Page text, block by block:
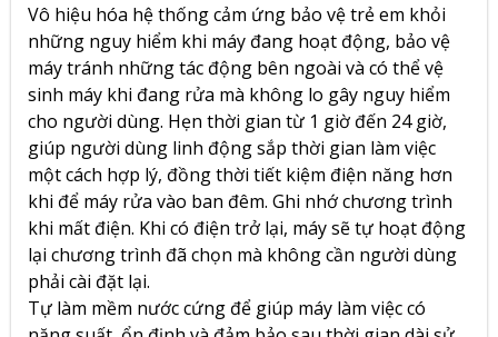
Vô hiệu hóa hệ thống cảm ứng bảo vệ trẻ em khỏi
những nguy hiểm khi máy đang hoạt động, bảo vệ
máy tránh những tác động bên ngoài và có thể vệ
sinh máy khi đang rửa mà không lo gây nguy hiểm
cho người dùng. Hẹn thời gian từ 1 giờ đến 24 giờ,
giúp người dùng linh động sắp thời gian làm việc
một cách hợp lý, đồng thời tiết kiệm điện năng hơn
khi để máy rửa vào ban đêm. Ghi nhớ chương trình
khi mất điện. Khi có điện trở lại, máy sẽ tự hoạt động
lại chương trình đã chọn mà không cần người dùng
phải cài đặt lại.
Tự làm mềm nước cứng để giúp máy làm việc có